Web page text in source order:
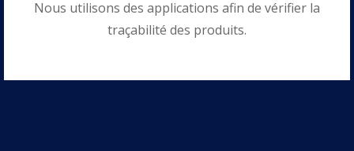
Nous utilisons des applications afin de vérifier la
traçabilité des produits.